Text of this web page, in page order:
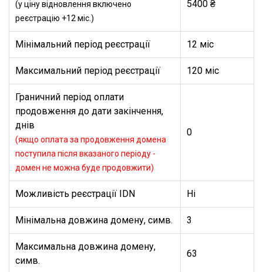
(у ціну відновлення включено
реєстрацію +12 міс.)
5400 ₴
Мінімальний період реєстрації 12 міс
Максимальний період реєстрації 120 міс
Граничний період оплати
продовження до дати закінчення,
днів
(якщо оплата за продовження домена
поступила після вказаного періоду -
домен не можна буде продовжити)
0
Можливість реєстрації IDN Ні
Мінімальна довжина домену, симв. 3
Максимальна довжина домену,
симв.
63